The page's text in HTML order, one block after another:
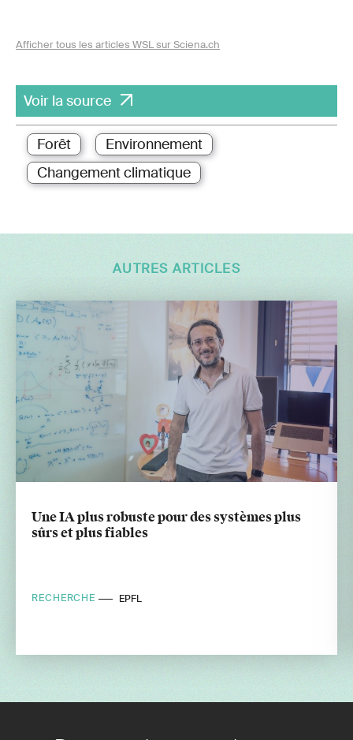
Afficher tous les articles WSL sur Sciena.ch
Voir la source
Forêt
Environnement
Changement climatique
AUTRES ARTICLES
Une IA plus robuste pour des systèmes plus
sûrs et plus fiables
RECHERCHE EPFL